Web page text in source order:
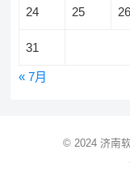
24 25 26
31
« 7月
© 2024 济南